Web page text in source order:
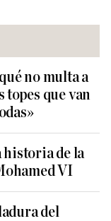
no multa a
topes que van
historia de la
VI
del